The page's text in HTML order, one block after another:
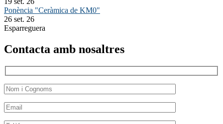
Ponència "Ceràmica de KM0"
26 set. 26
Esparreguera
Contacta amb nosaltres